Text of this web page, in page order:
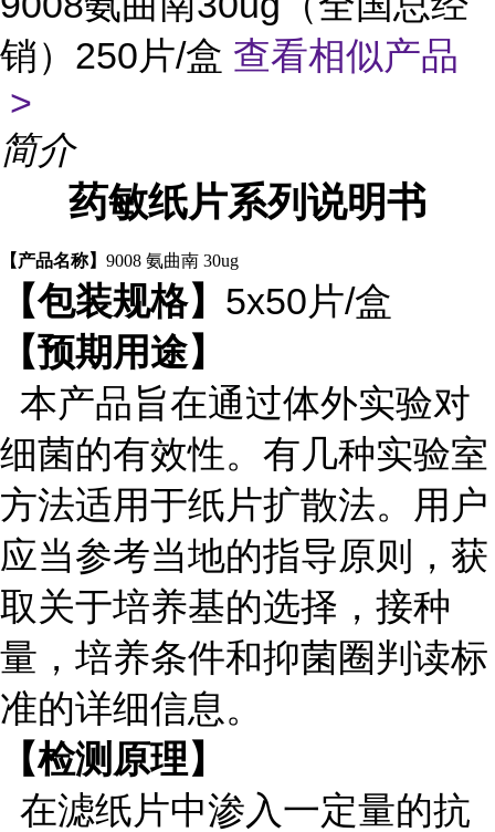
销）250片/盒 查看相似产品
>
简介
药敏纸片系列说明书
【产品名称】 9008 氨曲南 30ug
【包装规格】 5x50片/盒
【预期用途】
本产品旨在通过体外实验对
细菌的有效性。有几种实验室
方法适用于纸片扩散法。用户
应当参考当地的指导原则，获
取关于培养基的选择，接种
量，培养条件和抑菌圈判读标
准的详细信息。
【检测原理】
在滤纸片中渗入一定量的抗